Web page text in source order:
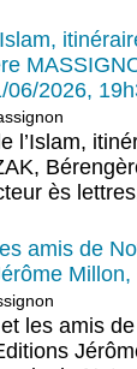
06/2026,
l’Islam,
ès
amis de
les amis